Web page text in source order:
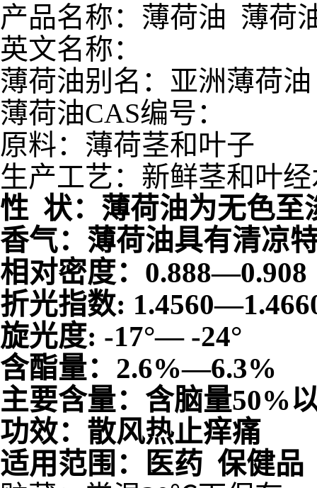
产品名称：薄荷油 薄荷
英文名称：
薄荷油别名：亚洲薄荷
薄荷油CAS编号：
原料：薄荷茎和叶子
生产工艺：新鲜茎和叶
性 状：薄荷油为无色至
香气：薄荷油具有清凉
相对密度：0.888—0.908
折光指数:
旋光度: -17°— -24°
含酯量：2.6%—6.3%
主要含量：含脑量50%
功效：散风热止痒痛
适用范围：医药 保健